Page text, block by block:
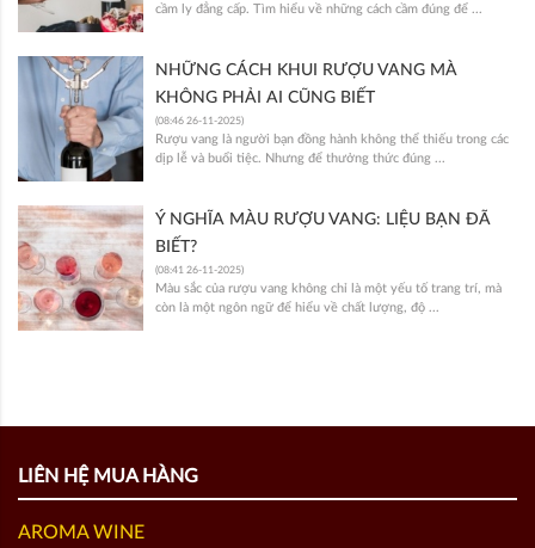
cầm ly đẳng cấp. Tìm hiểu về những cách cầm đúng để ...
NHỮNG CÁCH KHUI RƯỢU VANG MÀ
KHÔNG PHẢI AI CŨNG BIẾT
(08:46 26-11-2025)
Rượu vang là người bạn đồng hành không thể thiếu trong các
dịp lễ và buổi tiệc. Nhưng để thưởng thức đúng ...
Ý NGHĨA MÀU RƯỢU VANG: LIỆU BẠN ĐÃ
BIẾT?
(08:41 26-11-2025)
Màu sắc của rượu vang không chỉ là một yếu tố trang trí, mà
còn là một ngôn ngữ để hiểu về chất lượng, độ ...
LIÊN HỆ MUA HÀNG
AROMA WINE